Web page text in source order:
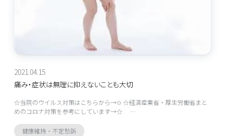
2021.04.15
痛み・症状は無理に抑えないことも大切
☆当院のウイルス対策はこちらから→✩ ☆経済産業省・厚生労働省まと
めのコロナ対策を参考にしています→☆ …
健康維持・不定愁訴